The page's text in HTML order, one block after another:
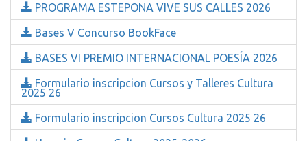
PROGRAMA ESTEPONA VIVE SUS CALLES 2026
Bases V Concurso BookFace
BASES VI PREMIO INTERNACIONAL POESÍA 2026
Formulario inscripcion Cursos y Talleres Cultura
2025 26
Formulario inscripcion Cursos Cultura 2025 26